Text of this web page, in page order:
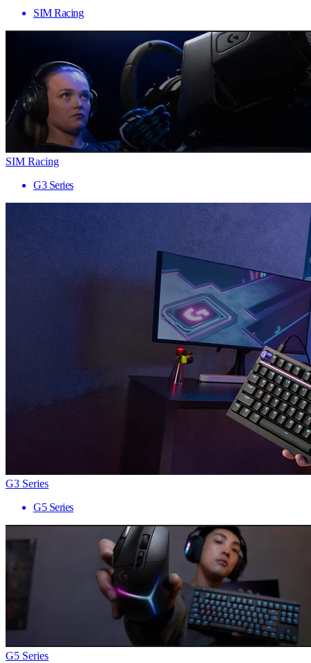
SIM Racing
SIM Racing
G3 Series
G3 Series
G5 Series
G5 Series